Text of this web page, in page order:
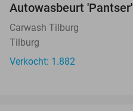
Autowasbeurt 'Pantser'
Carwash Tilburg
Tilburg
Verkocht: 1.882